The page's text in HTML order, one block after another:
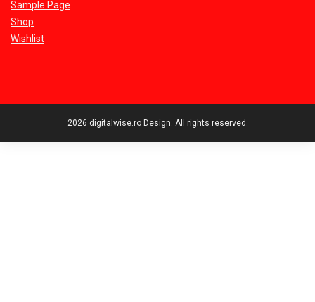
Sample Page
Shop
Wishlist
2026 digitalwise.ro Design. All rights reserved.